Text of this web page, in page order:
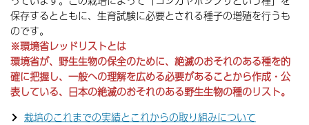
保存するとともに、生育試験に必要とされる種子の増殖を行うも
のです。
※環境省レッドリストとは
環境省が、野生生物の保全のために、絶滅のおそれのある種を的
確に把握し、一般への理解を広める必要があることから作成・公
表している、日本の絶滅のおそれのある野生生物の種のリスト。
栽培のこれまでの実績とこれからの取り組みについて